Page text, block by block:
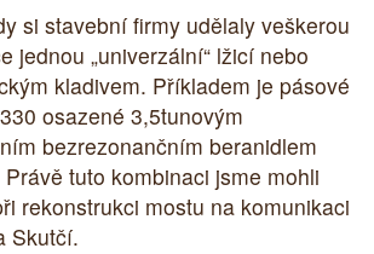
si stavební firmy udělaly veškerou
jednou „univerzální“ lžicí nebo
kladivem. Příkladem je pásové
osazené 3,5tunovým
bezrezonančním beranidlem
Právě tuto kombinaci jsme mohli
rekonstrukci mostu na komunikaci
Skutčí.